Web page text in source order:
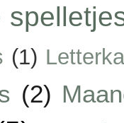
(1)
(2)